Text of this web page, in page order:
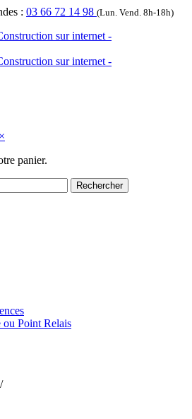
: 03 66 72 14 98 (Lun. Vend. 8h-18h)
×
panier.
Rechercher
Point Relais
/